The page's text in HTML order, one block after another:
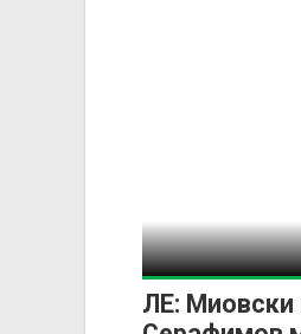
ЛЕ: Миовски